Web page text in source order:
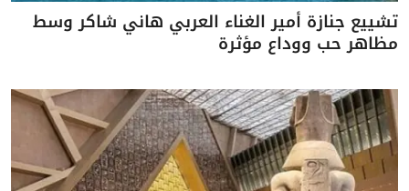
تشييع جنازة أمير الغناء العربي هاني شاكر وسط
مظاهر حب ووداع مؤثرة